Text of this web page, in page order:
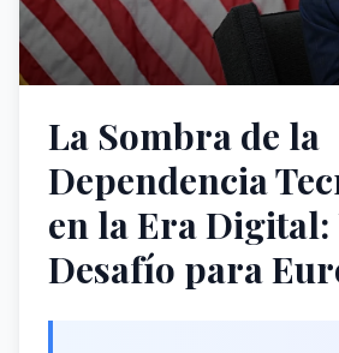
La Sombra de la
Dependencia
en la Era Digital:
Desafío para